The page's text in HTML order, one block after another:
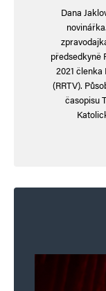
Uložit do
Informujte mě o
Informujte mě o
Dana
předsedkyně
2021 členka
(RRTV).
časopisu